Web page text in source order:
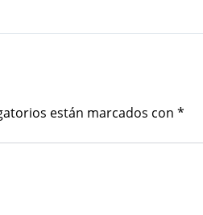
están marcados con *